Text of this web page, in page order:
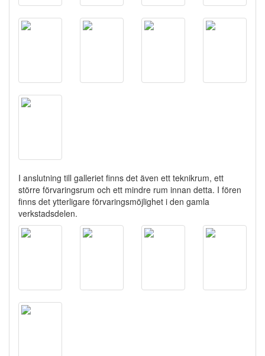
I anslutning till galleriet finns det även ett teknikrum, ett
större förvaringsrum och ett mindre rum innan detta. I fören
finns det ytterligare förvaringsmöjlighet i den gamla
verkstadsdelen.